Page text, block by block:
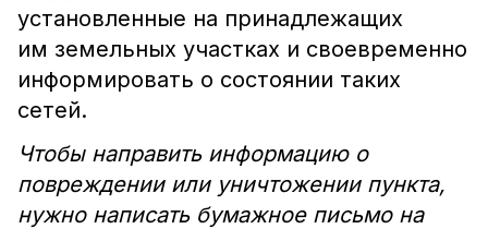
установленные на принадлежащих
им земельных участках и своевременно
информировать о состоянии таких
сетей.
Чтобы направить информацию о
повреждении или уничтожении пункта,
нужно написать бумажное письмо на